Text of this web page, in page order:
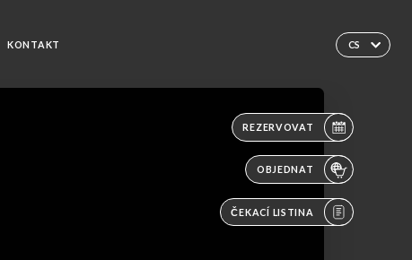
CS
KONTAKT
REZERVOVAT
OBJEDNAT
ČEKACÍ LISTINA